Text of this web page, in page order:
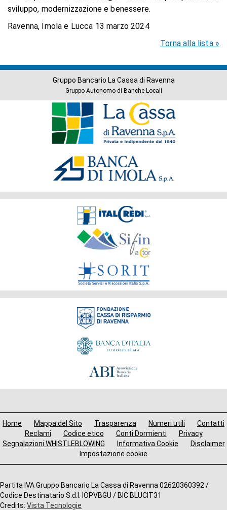
sviluppo, modernizzazione e benessere.
Ravenna, Imola e Lucca 13 marzo 2024
Torna alla lista »
Gruppo Bancario La Cassa di Ravenna
Gruppo Autonomo di Banche Locali
Fondazione
Home Mappa del Sito Trasparenza Numeri utili
Contatti
Reclami
Codice etico Conti Dormienti
Privacy
Segnalazioni WHISTLEBLOWING
Informativa Cookie
Disclaimer
Impostazione cookie
Altre
informazioni
Partita IVA Gruppo Bancario La Cassa di Ravenna 02620360392 /
Codice Destinatario S.d.I. IOPVBGU / BIC BLUCIT31
Credits: Vista Tecnologie